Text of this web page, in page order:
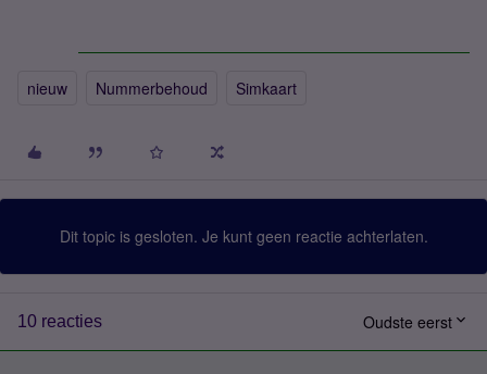
nieuw Nummerbehoud Simkaart
Dit topic is gesloten. Je kunt geen reactie achterlaten.
10 reacties Oudste eerst